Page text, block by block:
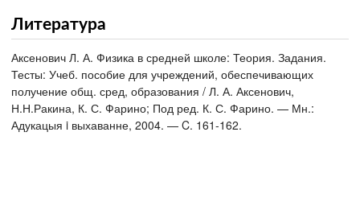
Литература
Аксенович Л. А. Физика в средней школе: Теория. Задания.
Тесты: Учеб. пособие для учреждений, обеспечивающих
получение общ. сред, образования / Л. А. Аксенович,
Н.Н.Ракина, К. С. Фарино; Под ред. К. С. Фарино. — Мн.:
Адукацыя i выхаванне, 2004. — C. 161-162.